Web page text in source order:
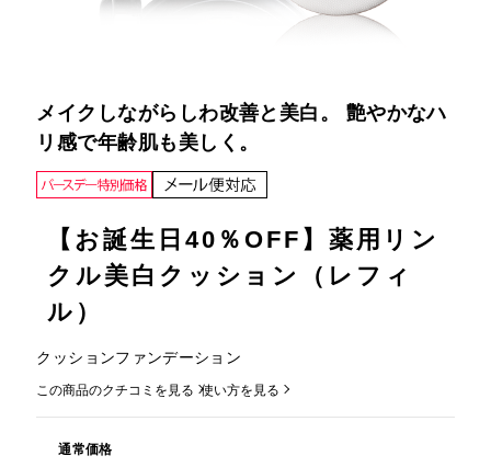
メイクしながらしわ改善と美白。 艶やかなハ
リ感で年齢肌も美しく。
【お誕生日40％OFF】薬用リン
クル美白クッション（レフィ
ル）
クッションファンデーション
この商品のクチコミを見る 使い方を見る
通常価格